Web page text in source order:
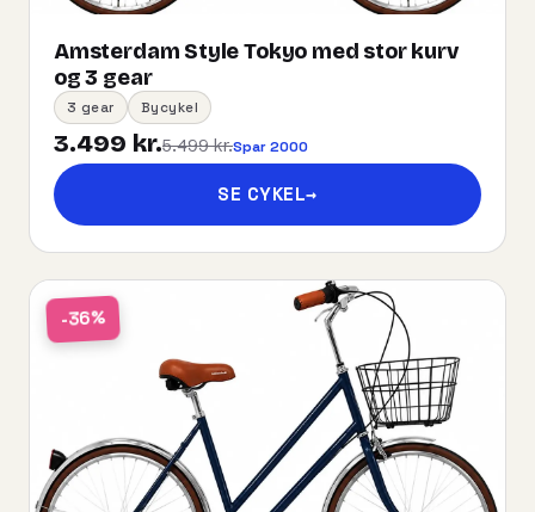
Amsterdam Style Tokyo med stor kurv
og 3 gear
3 gear Bycykel
3.499 kr.5.499 kr.Spar 2000
SE CYKEL→
-36%